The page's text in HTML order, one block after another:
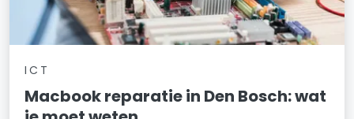
ICT
Macbook reparatie in Den Bosch: wat